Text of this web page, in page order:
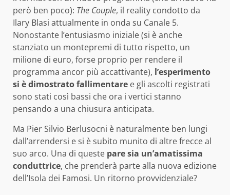
però ben poco): The Couple, il reality condotto da
Ilary Blasi attualmente in onda su Canale 5.
Nonostante l’entusiasmo iniziale (si è anche
stanziato un montepremi di tutto rispetto, un
milione di euro, forse proprio per rendere il
programma ancor più accattivante), l’esperimento
si è dimostrato fallimentare e gli ascolti registrati
sono stati così bassi che ora i vertici stanno
pensando a una chiusura anticipata.
Ma Pier Silvio Berlusocni è naturalmente ben lungi
dall’arrendersi e si è subito munito di altre frecce al
suo arco. Una di queste pare sia un’amatissima
conduttrice, che prenderà parte alla nuova edizione
dell’Isola dei Famosi. Un ritorno provvidenziale?